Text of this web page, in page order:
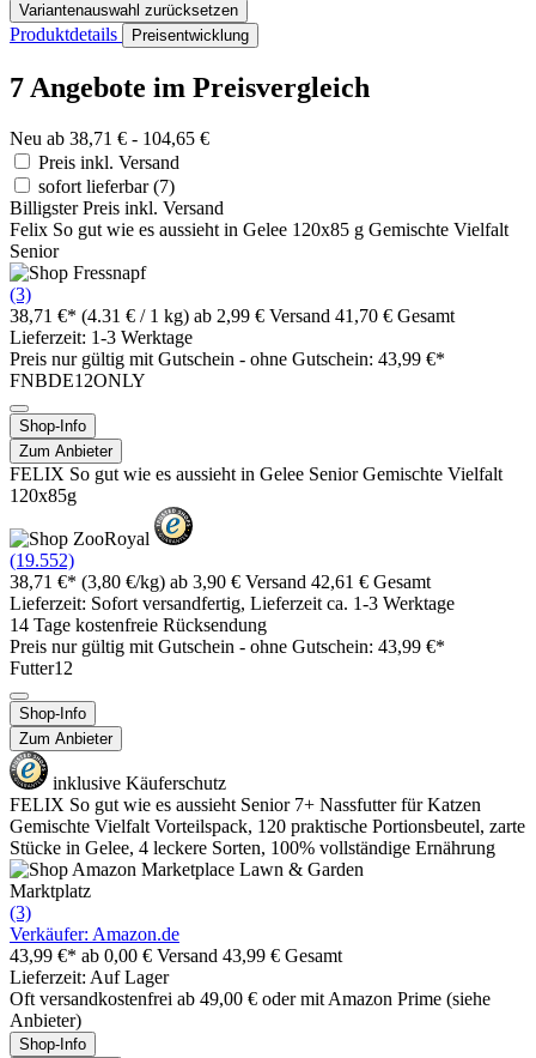
Variantenauswahl zurücksetzen
Produktdetails Preisentwicklung
7 Angebote im Preisvergleich
Neu ab 38,71 € - 104,65 €
Preis inkl. Versand
sofort lieferbar(7)
Billigster Preis inkl. Versand
Felix So gut wie es aussieht in Gelee 120x85 g Gemischte Vielfalt
Senior
(3)
38,71 €* (4.31 € / 1 kg) ab 2,99 € Versand 41,70 € Gesamt
Lieferzeit: 1-3 Werktage
Preis nur gültig mit Gutschein - ohne Gutschein: 43,99 €*
FNBDE12ONLY
Shop-Info
Zum Anbieter
FELIX So gut wie es aussieht in Gelee Senior Gemischte Vielfalt
120x85g
(19.552)
38,71 €* (3,80 €/kg) ab 3,90 € Versand 42,61 € Gesamt
Lieferzeit: Sofort versandfertig, Lieferzeit ca. 1-3 Werktage
14 Tage kostenfreie Rücksendung
Preis nur gültig mit Gutschein - ohne Gutschein: 43,99 €*
Futter12
Shop-Info
Zum Anbieter
inklusive Käuferschutz
FELIX So gut wie es aussieht Senior 7+ Nassfutter für Katzen
Gemischte Vielfalt Vorteilspack, 120 praktische Portionsbeutel, zarte
Stücke in Gelee, 4 leckere Sorten, 100% vollständige Ernährung
Marktplatz
(3)
Verkäufer: Amazon.de
43,99 €* ab 0,00 € Versand 43,99 € Gesamt
Lieferzeit: Auf Lager
Oft versandkostenfrei ab 49,00 € oder mit Amazon Prime (siehe
Anbieter)
Shop-Info